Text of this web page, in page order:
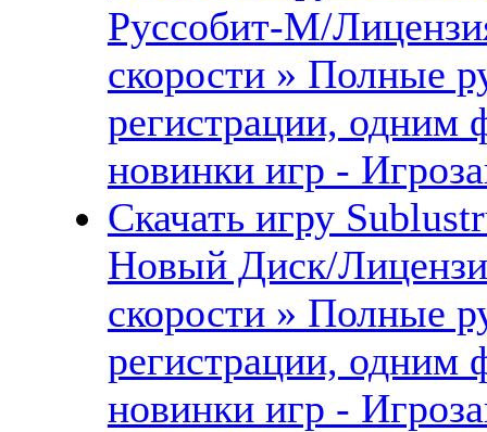
Руссобит-М/
скорости » Полные
регистрации, одним
новинки игр -
Скачать игру
Новый Диск/
скорости » Полные
регистрации, одним
новинки игр -